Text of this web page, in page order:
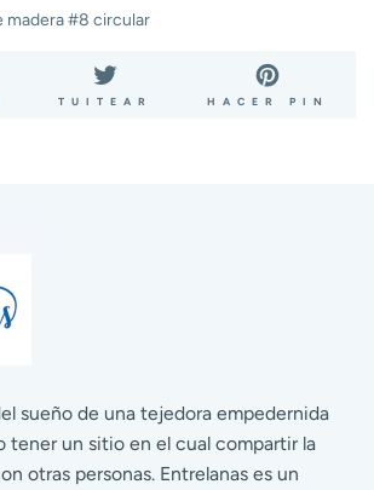
madera #8 circular
COMPARTIR
TUITEAR
TUITEARHACER PIN
sueño de una tejedora empedernida
tener un sitio en el cual compartir la
otras personas. Entrelanas es un